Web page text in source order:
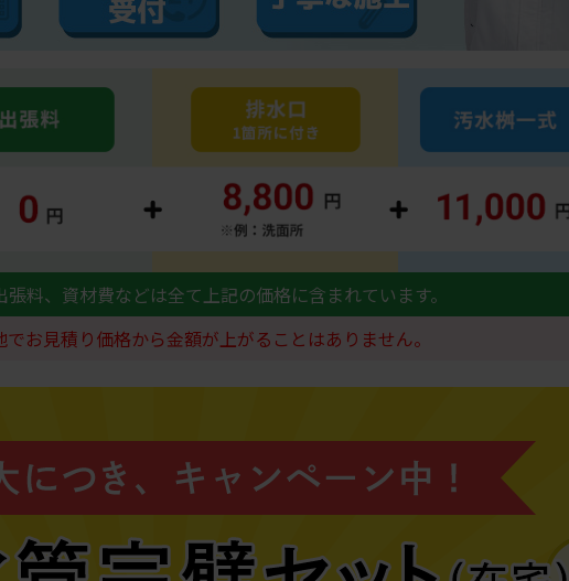
料、資材費などは全て上記の価格に含まれています。
お見積り価格から金額が上がることはありません。